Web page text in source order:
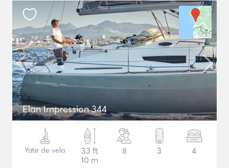
Elan Impression 344
Yate de vela
33 ft
10 m
8 3 4